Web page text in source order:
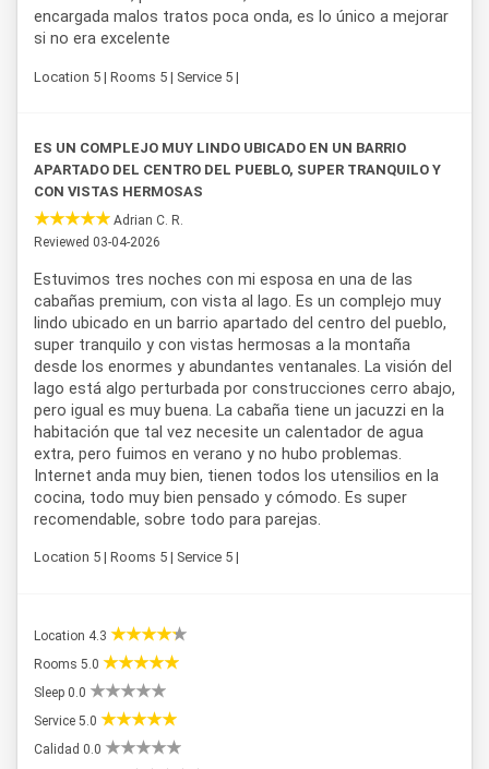
encargada malos tratos poca onda, es lo único a mejorar
si no era excelente
Location 5 | Rooms 5 | Service 5 |
ES UN COMPLEJO MUY LINDO UBICADO EN UN BARRIO
APARTADO DEL CENTRO DEL PUEBLO, SUPER TRANQUILO Y
CON VISTAS HERMOSAS
Adrian C. R.
Reviewed 03-04-2026
Estuvimos tres noches con mi esposa en una de las
cabañas premium, con vista al lago. Es un complejo muy
lindo ubicado en un barrio apartado del centro del pueblo,
super tranquilo y con vistas hermosas a la montaña
desde los enormes y abundantes ventanales. La visión del
lago está algo perturbada por construcciones cerro abajo,
pero igual es muy buena. La cabaña tiene un jacuzzi en la
habitación que tal vez necesite un calentador de agua
extra, pero fuimos en verano y no hubo problemas.
Internet anda muy bien, tienen todos los utensilios en la
cocina, todo muy bien pensado y cómodo. Es super
recomendable, sobre todo para parejas.
Location 5 | Rooms 5 | Service 5 |
Location 4.3
Rooms 5.0
Sleep 0.0
Service 5.0
Calidad 0.0